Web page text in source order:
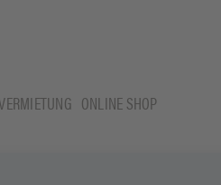
ONLINE SHOP